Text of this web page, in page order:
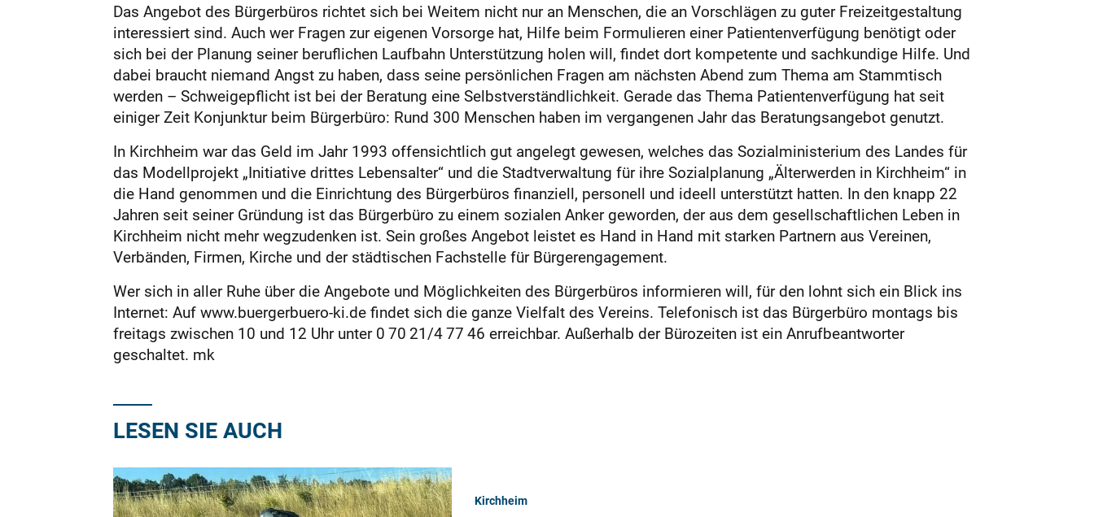
Das Angebot des Bürgerbüros richtet sich bei Weitem nicht nur an Menschen, die an Vorschlägen zu guter Freizeitgestaltung
interessiert sind. Auch wer Fragen zur eigenen Vorsorge hat, Hilfe beim Formulieren einer Patientenverfügung benötigt oder
sich bei der Planung seiner beruflichen Laufbahn Unterstützung holen will, findet dort kompetente und sachkundige Hilfe. Und
dabei braucht niemand Angst zu haben, dass seine persönlichen Fragen am nächsten Abend zum Thema am Stammtisch
werden – Schweigepflicht ist bei der Beratung eine Selbstverständlichkeit. Gerade das Thema Patientenverfügung hat seit
einiger Zeit Konjunktur beim Bürgerbüro: Rund 300 Menschen haben im vergangenen Jahr das Beratungsangebot genutzt.
In Kirchheim war das Geld im Jahr 1993 offensichtlich gut angelegt gewesen, welches das Sozialministerium des Landes für
das Modellprojekt „Initiative drittes Lebensalter“ und die Stadtverwaltung für ihre Sozialplanung „Älterwerden in Kirchheim“ in
die Hand genommen und die Einrichtung des Bürgerbüros finanziell, personell und ideell unterstützt hatten. In den knapp 22
Jahren seit seiner Gründung ist das Bürgerbüro zu einem sozialen Anker geworden, der aus dem gesellschaftlichen Leben in
Kirchheim nicht mehr wegzudenken ist. Sein großes Angebot leistet es Hand in Hand mit starken Partnern aus Vereinen,
Verbänden, Firmen, Kirche und der städtischen Fachstelle für Bürgerengagement.
Wer sich in aller Ruhe über die Angebote und Möglichkeiten des Bürgerbüros informieren will, für den lohnt sich ein Blick ins
Internet: Auf www.buergerbuero-ki.de findet sich die ganze Vielfalt des Vereins. Telefonisch ist das Bürgerbüro montags bis
freitags zwischen 10 und 12 Uhr unter 0 70 21/4 77 46 erreichbar. Außerhalb der Bürozeiten ist ein Anrufbeantworter
geschaltet. mk
LESEN SIE AUCH
Kirchheim